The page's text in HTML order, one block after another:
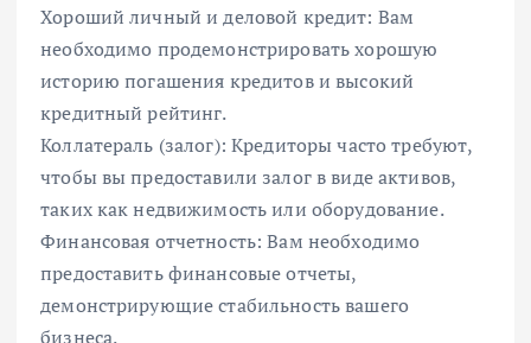
Хороший личный и деловой кредит: Вам
необходимо продемонстрировать хорошую
историю погашения кредитов и высокий
кредитный рейтинг.
Коллатераль (залог): Кредиторы часто требуют,
чтобы вы предоставили залог в виде активов,
таких как недвижимость или оборудование.
Финансовая отчетность: Вам необходимо
предоставить финансовые отчеты,
демонстрирующие стабильность вашего
бизнеса.